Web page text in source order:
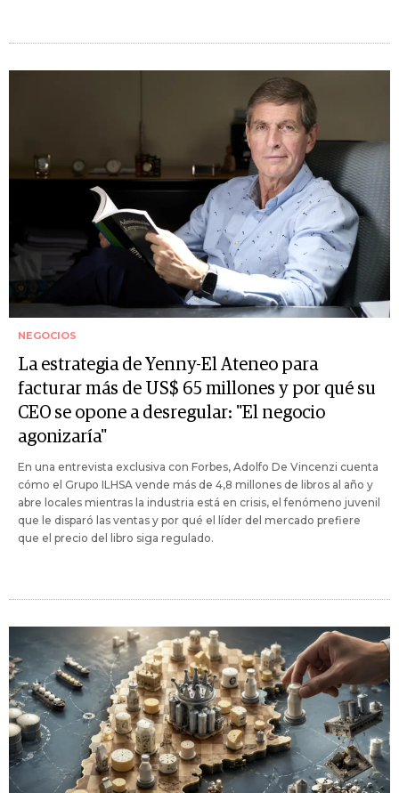
NEGOCIOS
La estrategia de Yenny-El Ateneo para
facturar más de US$ 65 millones y por qué su
CEO se opone a desregular: "El negocio
agonizaría"
En una entrevista exclusiva con Forbes, Adolfo De Vincenzi cuenta
cómo el Grupo ILHSA vende más de 4,8 millones de libros al año y
abre locales mientras la industria está en crisis, el fenómeno juvenil
que le disparó las ventas y por qué el líder del mercado prefiere
que el precio del libro siga regulado.